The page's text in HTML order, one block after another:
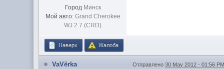
Город Минск
Мой авто: Grand Cherokee
WJ 2.7 (CRD)
Наверх Жалоба
VaVёrka Отправлено30 May 2012 - 01:56